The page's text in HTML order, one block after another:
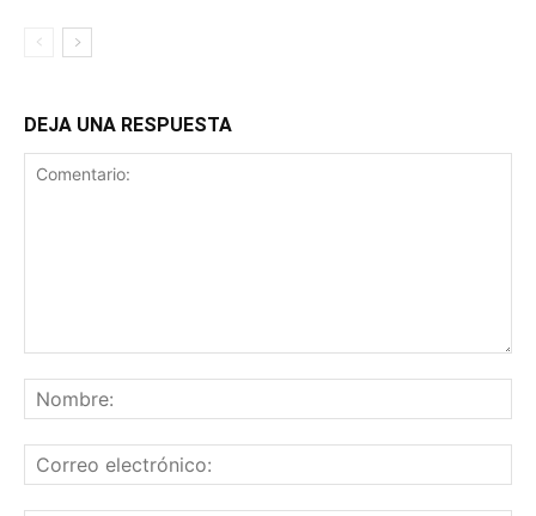
DEJA UNA RESPUESTA